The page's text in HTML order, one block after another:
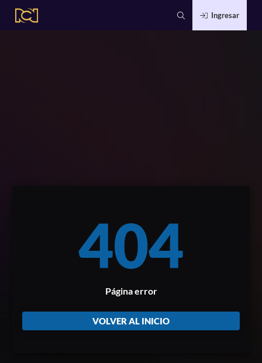
Ingresar
404
Página error
VOLVER AL INICIO